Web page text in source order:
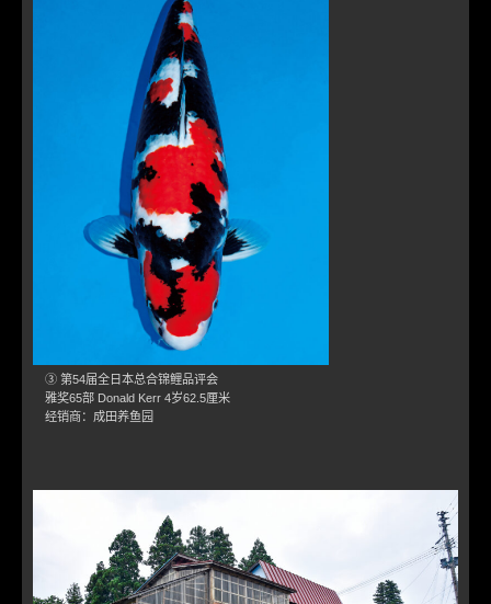
③ 第54届全日本总合锦鲤品评会
雅奖65部 Donald Kerr 4岁62.5厘米
经销商：成田养鱼园